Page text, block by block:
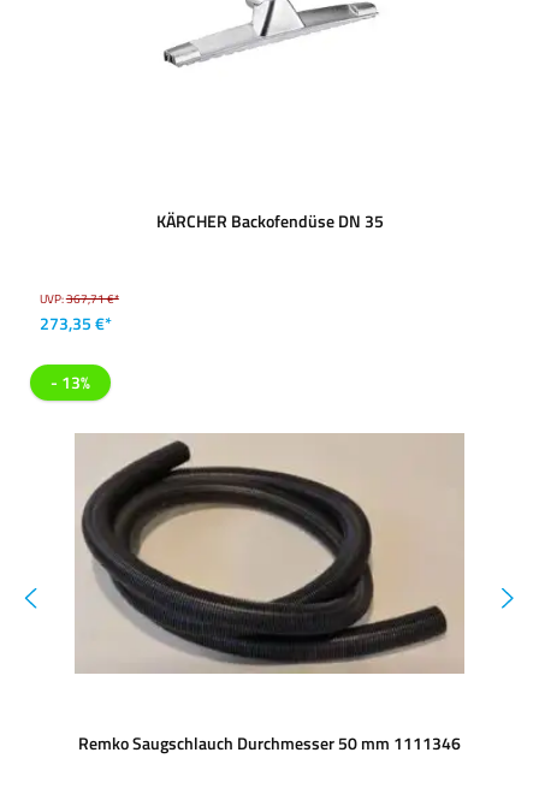
KÄRCHER Backofendüse DN 35
UVP:367,71 €*
273,35 €*
- 13%
Remko Saugschlauch Durchmesser 50 mm 1111346